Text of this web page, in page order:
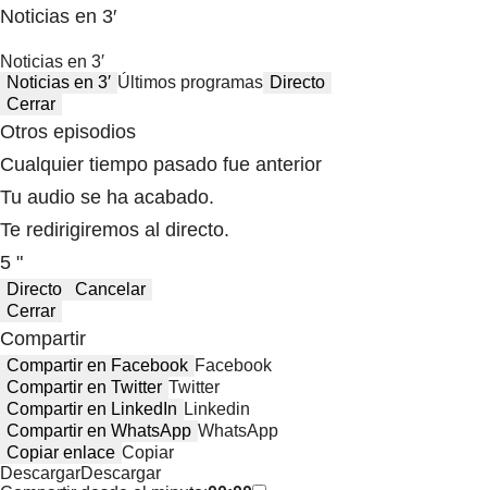
Noticias en 3′
Noticias en 3′
Noticias en 3′ Últimos programas Directo
Cerrar
Otros episodios
Cualquier tiempo pasado fue anterior
Tu audio se ha acabado.
Te redirigiremos al directo.
5 "
Directo
Cancelar
Cerrar
Compartir
Compartir en Facebook Facebook
Compartir en Twitter Twitter
Compartir en LinkedIn Linkedin
Compartir en WhatsApp WhatsApp
Copiar enlace Copiar
DescargarDescargar